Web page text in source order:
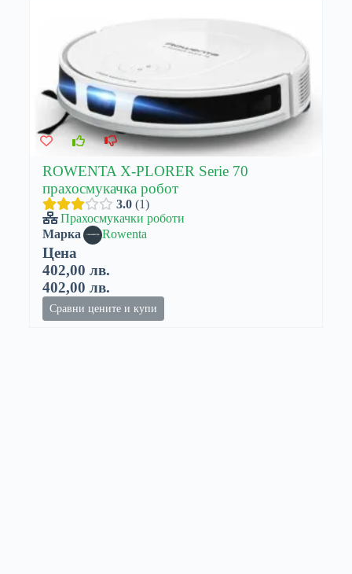
ROWENTA X-PLORER Serie 70
прахосмукачка робот
3.0 1
Прахосмукачки роботи
Марка
Rowenta
Цена
402,00 лв.
402,00 лв.
Сравни цените и купи